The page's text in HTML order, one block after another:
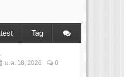
Tag
ม.ค. 18, 2026 0